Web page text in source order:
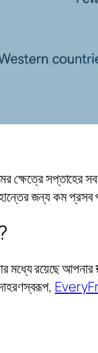
ক্ষেত্রে সপ্তাহের
জন্য কম প্রসব
মধ্যে রয়েছে আপনার